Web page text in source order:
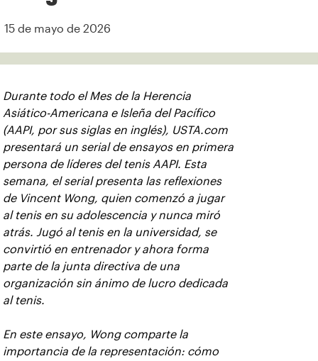
15 de mayo de 2026
Durante todo el Mes de la Herencia
Asiático-Americana e Isleña del Pacífico
(AAPI, por sus siglas en inglés), USTA.com
presentará un serial de ensayos en primera
persona de líderes del tenis AAPI. Esta
semana, el serial presenta las reflexiones
de Vincent Wong, quien comenzó a jugar
al tenis en su adolescencia y nunca miró
atrás. Jugó al tenis en la universidad, se
convirtió en entrenador y ahora forma
parte de la junta directiva de una
organización sin ánimo de lucro dedicada
al tenis.
En este ensayo, Wong comparte la
importancia de la representación: cómo